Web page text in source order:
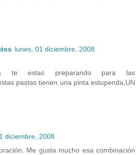
lunes, 01 diciembre, 2008
te estas preparando para las
pastas tienen una pinta estupenda,UN
diciembre, 2008
Me gusta mucho esa combinación